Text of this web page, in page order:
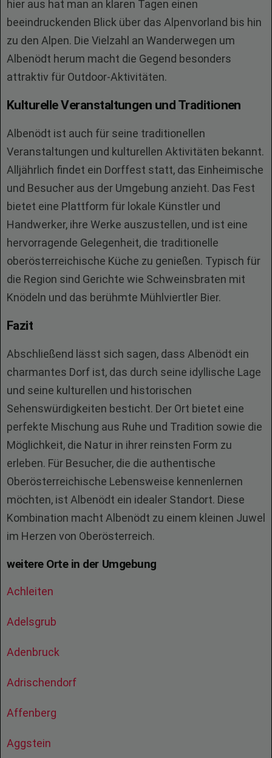
hier aus hat man an klaren Tagen einen
beeindruckenden Blick über das Alpenvorland bis hin
zu den Alpen. Die Vielzahl an Wanderwegen um
Albenödt herum macht die Gegend besonders
attraktiv für Outdoor-Aktivitäten.
Kulturelle Veranstaltungen und Traditionen
Albenödt ist auch für seine traditionellen
Veranstaltungen und kulturellen Aktivitäten bekannt.
Alljährlich findet ein Dorffest statt, das Einheimische
und Besucher aus der Umgebung anzieht. Das Fest
bietet eine Plattform für lokale Künstler und
Handwerker, ihre Werke auszustellen, und ist eine
hervorragende Gelegenheit, die traditionelle
oberösterreichische Küche zu genießen. Typisch für
die Region sind Gerichte wie Schweinsbraten mit
Knödeln und das berühmte Mühlviertler Bier.
Fazit
Abschließend lässt sich sagen, dass Albenödt ein
charmantes Dorf ist, das durch seine idyllische Lage
und seine kulturellen und historischen
Sehenswürdigkeiten besticht. Der Ort bietet eine
perfekte Mischung aus Ruhe und Tradition sowie die
Möglichkeit, die Natur in ihrer reinsten Form zu
erleben. Für Besucher, die die authentische
Oberösterreichische Lebensweise kennenlernen
möchten, ist Albenödt ein idealer Standort. Diese
Kombination macht Albenödt zu einem kleinen Juwel
im Herzen von Oberösterreich.
weitere Orte in der Umgebung
Achleiten
Adelsgrub
Adenbruck
Adrischendorf
Affenberg
Aggstein